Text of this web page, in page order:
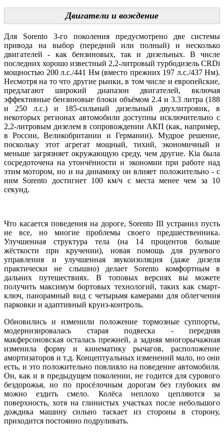
Двигатели и вождение
Для Sorento 3-го поколения предусмотрено две системы
привода на выбор (передний или полный) и несколько
двигателей - как бензиновых, так и дизельных. В числе
последних хорошо известный 2,2-литровый турбодизель CRDi
мощностью 200 л.с./441 Нм (вместо прежних 197 л.с./437 Нм).
Несмотря на то что другие рынки, в том числе и европейские,
предлагают широкий диапазон двигателей, включая
эффективные бензиновые блоки объёмом 2.4 и 3.3 литра (188
и 250 л.с.) и 185-сильный дизельный двухлитровик, в
некоторых регионах автомобили доступны исключительно с
2,2-литровым дизелем в сопровождении АКП (как, например,
в России, Великобритании и Германии). Мудрое решение,
поскольку этот агрегат мощный, тихий, экономичный и
меньше загрязняет окружающую среду, чем другие. Kia была
сосредоточена на утончённости и экономии при работе над
этим мотором, но и на динамику он влияет положительно - с
ним Sorento достигнет 100 км/ч с места менее чем за 10
секунд.
Что касается поведения на дороге, Sorento III устранил пусть
не все, но многие проблемы своего предшественника.
Улучшенная структура тела (на 14 процентов больше
жёсткости при кручении), новая помощь для рулевого
управления и улучшенная звукоизоляция (даже дизеля
практически не слышно) делает Sorento комфортным в
дальних путешествиях. В топовых версиях вы можете
получить максимум бортовых технологий, таких как смарт-
ключ, панорамный вид с четырьмя камерами для облегчения
парковки и адаптивный круиз-контроль.
Обновились и изменили положение тормозные суппорты,
модернизировалась старая подвеска - передняя
макферсоновская осталась прежней, а задняя многорычажная
изменила форму и кинематику рычагов, расположение
амортизаторов и т.д. Концептуальных изменений мало, но они
есть, и это положительно повлияло на поведение автомобиля.
Он, как и в предыдущем поколении, не годится для сурового
бездорожья, но по просёлочным дорогам без глубоких ям
можно ездить смело. Колёса неплохо цепляются за
поверхность, хотя на глинистых участках после небольшого
дождика машину сильно таскает из стороны в сторону,
приходится постоянно подруливать.